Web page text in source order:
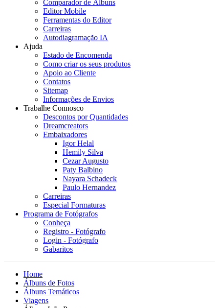
Comparador de Álbuns
Editor Mobile
Ferramentas do Editor
Carreiras
Autodiagramação IA
Ajuda
Estado de Encomenda
Como criar os seus produtos
Apoio ao Cliente
Contatos
Sitemap
Informações de Envios
Trabalhe Connosco
Descontos por Quantidades
Dreamcreators
Embaixadores
Igor Helal
Hemily Silva
Cezar Augusto
Paty Balbino
Nayara Schadeck
Paulo Hernandez
Carreiras
Especial Formaturas
Programa de Fotógrafos
Conheça
Registro - Fotógrafo
Login - Fotógrafo
Gabaritos
Home
Álbuns de Fotos
Álbuns Temáticos
Viagens